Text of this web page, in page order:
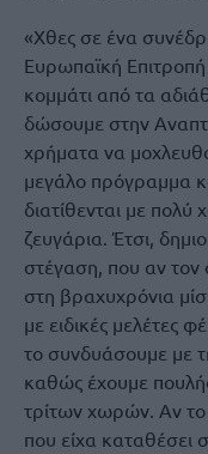
«Χθες σε ένα
Ευρωπαϊκή
κομμάτι από τα
δώσουμε στην
χρήματα να
μεγάλο πρόγραμμα
διατίθενται με πολύ
ζευγάρια. Έτσι,
στέγαση, που αν τον
στη βραχυχρόνια
με ειδικές μελέτες
το συνδυάσουμε με
καθώς έχουμε
τρίτων χωρών. Αν
που είχα καταθέσει